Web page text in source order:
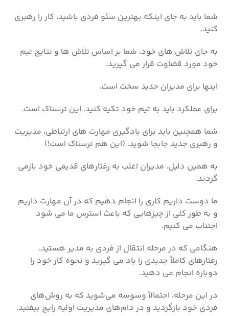
برای عملکرد باید به تیم خود تکیه کنید. این ترسناک است.
و رهبری جدید جابجا شوید. (این هم ترسناک است!)
به همین دلیل، مدیران اغلب به رفتارهای قدیمی خود بازمی
گردند.
ما دوست داریم کاری را انجام دهیم که در آن مهارت داریم
اجتناب می کنیم.
رفتارهای کاملاً جدیدی را یاد می گیرید و نحوه کار خود را
دوباره انجام می دهید.
در این مرحله، احتمالاً وسوسه می‌شوید که به روش‌های
فردی خود بازگردید و در دام‌های مدیریت اولیه رایج بیفتید.
آنها دوری کنیم
تله ۱: اصلاح اشتباهات به جای آموزش
نحوه انجام درست دفعه بعد
وقتی برای اولین بار مدیر تیم شدم، یک دوره انتقالی وجود